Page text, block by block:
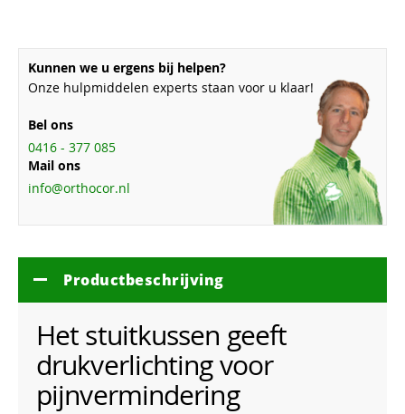
Kunnen we u ergens bij helpen?
Onze hulpmiddelen experts staan voor u klaar!
Bel ons
0416 - 377 085
Mail ons
info@orthocor.nl
Productbeschrijving
Het stuitkussen geeft
drukverlichting voor
pijnvermindering